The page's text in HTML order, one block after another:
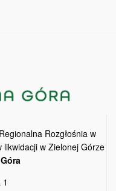
Rozgłośnia w
w Zielonej Górze